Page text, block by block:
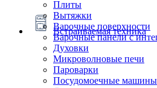
Плиты
Встраиваемая техника
Вытяжки
Варочные поверхности
Варочные панели с
Духовки
Микроволновые печи
Пароварки
Посудомоечные машины